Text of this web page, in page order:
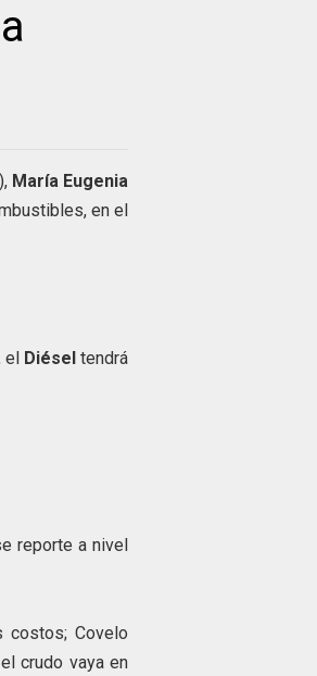
María Eugenia
en el
el Diésel tendrá
reporte a nivel
costos; Covelo
crudo vaya en